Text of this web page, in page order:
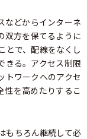
などからインターネ
双方を保てるように
とで、配線をなくし
きる。アクセス制限
トワークへのアクセ
性を高めたりするこ
もちろん継続して必